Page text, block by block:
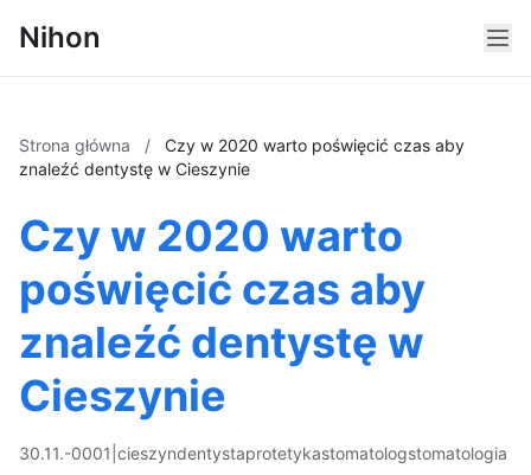
Nihon
Strona główna /
Czy w 2020 warto poświęcić czas aby
znaleźć dentystę w Cieszynie
Czy w 2020 warto
poświęcić czas aby
znaleźć dentystę w
Cieszynie
30.11.-0001 cieszyndentystaprotetykastomatologstomatologia